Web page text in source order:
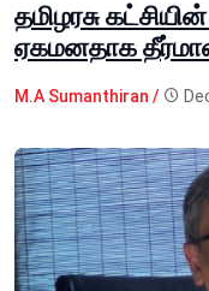
தமிழரசு
ஏகமனதாக
M.A Sumanthiran /